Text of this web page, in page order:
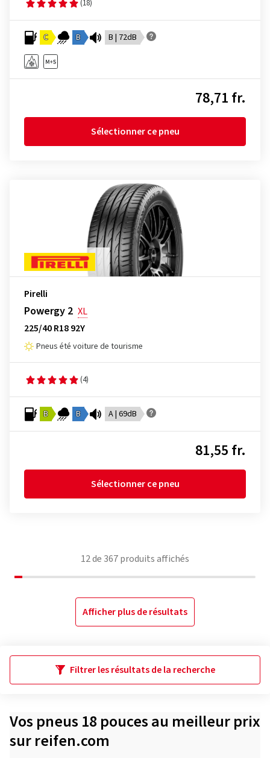
(18)
C B B | 72dB
78,71 fr.
Sélectionner ce pneu
Pirelli
Powergy 2 XL
225/40 R18 92Y
Pneus été voiture de tourisme
(4)
B B A | 69dB
81,55 fr.
Sélectionner ce pneu
12de 367produits affichés
Afficher plus de résultats
Filtrer les résultats de la recherche
Vos pneus 18 pouces au meilleur prix
sur reifen.com